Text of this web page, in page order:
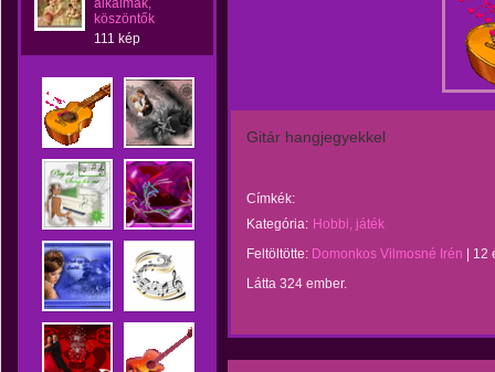
alkalmak,
köszöntők
111 kép
Gitár hangjegyekkel
Címkék:
Kategória: Hobbi, játék
Feltöltötte: Domonkos Vilmosné Irén
12
Látta 324 ember.